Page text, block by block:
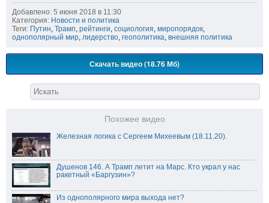
Добавлено: 5 июня 2018 в 11:30
Категория: Новости и политика
Теги: Путин, Трамп, рейтинги, социология, миропорядок,
однополярный мир, лидерство, геополитика, внешняя политика
Скачать видео (18.76 Мб)
Похожее видео
Железная логика с Сергеем Михеевым (18.11.20).
Душенов 146. А Трамп летит на Марс. Кто украл у нас
ракетный «Баргузин»?
Из однополярного мира выхода нет?